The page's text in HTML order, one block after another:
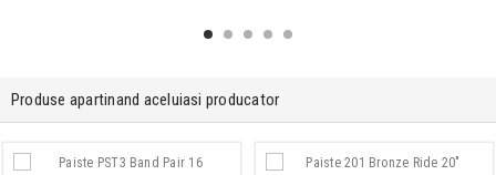
Produse apartinand aceluiasi producator